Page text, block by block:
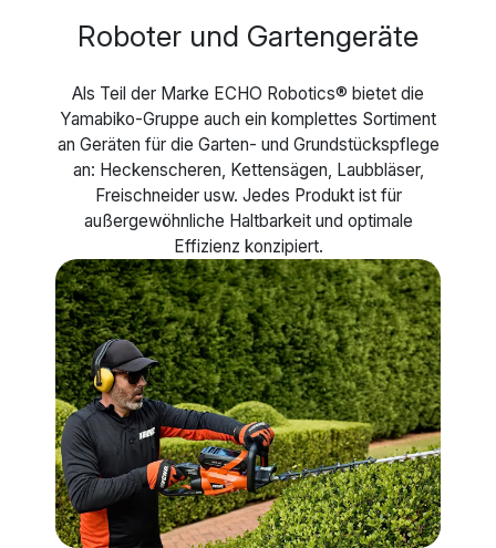
Roboter und Gartengeräte
Als Teil der Marke ECHO Robotics® bietet die
Yamabiko-Gruppe auch ein komplettes Sortiment
an Geräten für die Garten- und Grundstückspflege
an: Heckenscheren, Kettensägen, Laubbläser,
Freischneider usw. Jedes Produkt ist für
außergewöhnliche Haltbarkeit und optimale
Effizienz konzipiert.